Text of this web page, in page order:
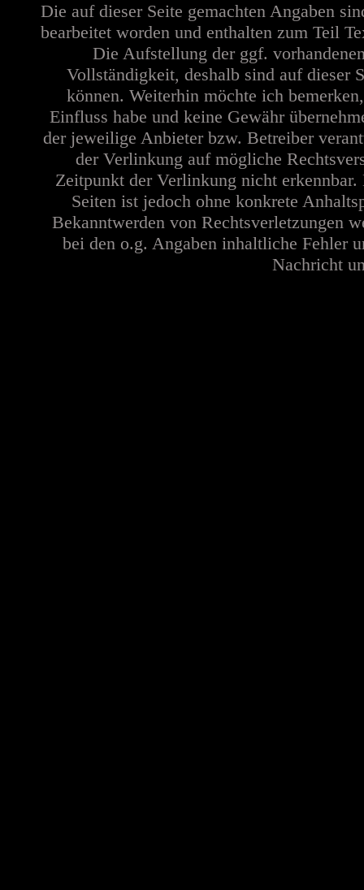
Die auf dieser Seite gemachten Angaben
bearbeitet worden und enthalten zum Teil
Die Aufstellung der ggf.
Vollständigkeit, deshalb sind auf dieser
können. Weiterhin möchte ich
Einfluss habe und keine Gewähr
der jeweilige Anbieter bzw. Betreiber
der Verlinkung auf mögliche
Zeitpunkt der Verlinkung nicht
Seiten ist jedoch ohne konkrete
Bekanntwerden von Rechtsverletzungen
bei den o.g. Angaben inhaltliche Fehler
Nachricht